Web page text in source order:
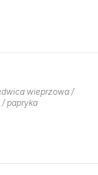
wieprzowa /
papryka